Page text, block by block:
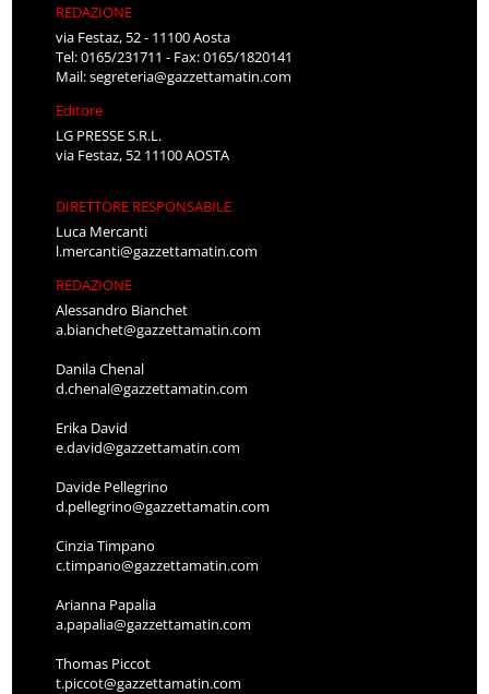
REDAZIONE
via Festaz, 52 - 11100 Aosta
Tel: 0165/231711 - Fax: 0165/1820141
Mail:segreteria@gazzettamatin.com
Editore
LG PRESSE S.R.L.
via Festaz, 52 11100 AOSTA
DIRETTORE RESPONSABILE
Luca Mercanti
l.mercanti@gazzettamatin.com
REDAZIONE
Alessandro Bianchet
a.bianchet@gazzettamatin.com
Danila Chenal
d.chenal@gazzettamatin.com
Erika David
e.david@gazzettamatin.com
Davide Pellegrino
d.pellegrino@gazzettamatin.com
Cinzia Timpano
c.timpano@gazzettamatin.com
Arianna Papalia
a.papalia@gazzettamatin.com
Thomas Piccot
t.piccot@gazzettamatin.com